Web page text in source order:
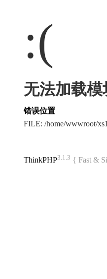
:(
无法加载模
错误位置
FILE: /home/wwwroot/
ThinkPHP3.1.3 { Fast &